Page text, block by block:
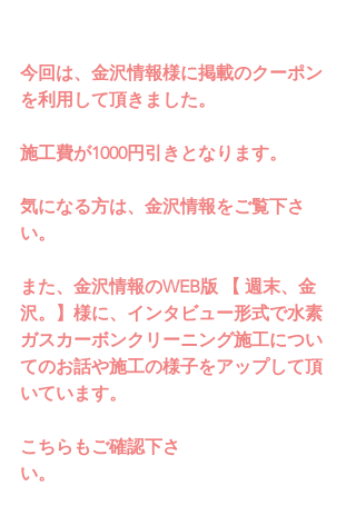
今回は、金沢情報様に掲載のクーポン
を利用して頂きました。
施工費が1000円引きとなります。
気になる方は、金沢情報をご覧下さ
い。
また、金沢情報のWEB版 【 週末、金
沢。】様に、インタビュー形式で水素
ガスカーボンクリーニング施工につい
てのお話や施工の様子をアップして頂
いています。
こちらもご確認下さ
い。